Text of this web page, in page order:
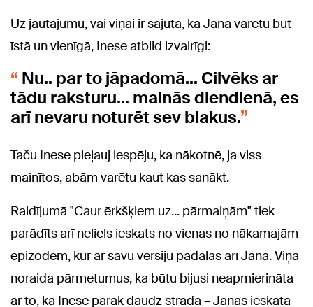
Uz jautājumu, vai viņai ir sajūta, ka Jana varētu būt
īstā un vienīgā, Inese atbild izvairīgi:
Nu.. par to jāpadomā... Cilvēks ar
tādu raksturu… mainās diendienā, es
arī nevaru noturēt sev blakus.
Taču Inese pieļauj iespēju, ka nākotnē, ja viss
mainītos, abām varētu kaut kas sanākt.
Raidījumā "Caur ērkšķiem uz... pārmaiņām" tiek
parādīts arī neliels ieskats no vienas no nākamajām
epizodēm, kur ar savu versiju padalās arī Jana. Viņa
noraida pārmetumus, ka būtu bijusi neapmierināta
ar to, ka Inese pārāk daudz strādā – Janas ieskatā